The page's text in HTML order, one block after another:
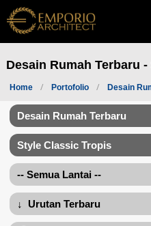
Desain Rumah Terbaru
Home Portofolio Desain